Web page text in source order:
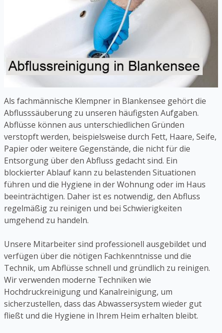
Als fachmännische Klempner in Blankensee gehört die
Abflusssäuberung zu unseren häufigsten Aufgaben.
Abflüsse können aus unterschiedlichen Gründen
verstopft werden, beispielsweise durch Fett, Haare, Seife,
Papier oder weitere Gegenstände, die nicht für die
Entsorgung über den Abfluss gedacht sind. Ein
blockierter Ablauf kann zu belastenden Situationen
führen und die Hygiene in der Wohnung oder im Haus
beeinträchtigen. Daher ist es notwendig, den Abfluss
regelmäßig zu reinigen und bei Schwierigkeiten
umgehend zu handeln.
Unsere Mitarbeiter sind professionell ausgebildet und
verfügen über die nötigen Fachkenntnisse und die
Technik, um Abflüsse schnell und gründlich zu reinigen.
Wir verwenden moderne Techniken wie
Hochdruckreinigung und Kanalreinigung, um
sicherzustellen, dass das Abwassersystem wieder gut
fließt und die Hygiene in Ihrem Heim erhalten bleibt.